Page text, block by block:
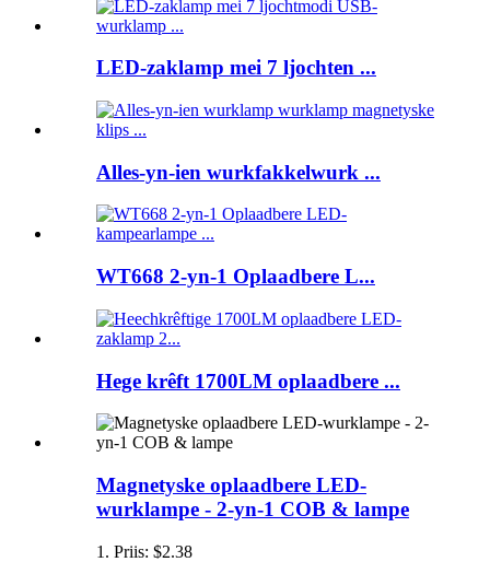
LED-zaklamp mei 7 ljochten ...
Alles-yn-ien wurkfakkelwurk ...
WT668 2-yn-1 Oplaadbere L...
Hege krêft 1700LM oplaadbere ...
Magnetyske oplaadbere LED-
wurklampe - 2-yn-1 COB & lampe
1. Priis: $2.38